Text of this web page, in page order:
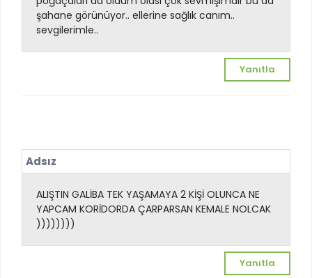
şahane görünüyor.. ellerine sağlık canım..
sevgilerimle..
Yanıtla
Adsız
ALIŞTIN GALİBA TEK YAŞAMAYA 2 KİŞİ OLUNCA NE
YAPCAM KORİDORDA ÇARPARSAN KEMALE NOLCAK
))))))))
Yanıtla